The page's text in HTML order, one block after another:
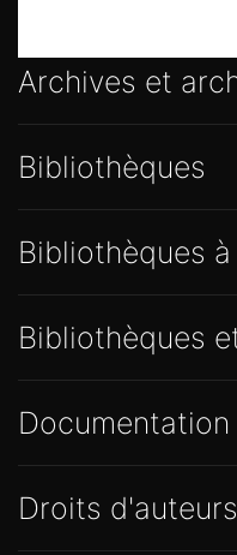
Archives et
Bibliothèques
Bibliothèques
Bibliothèques
Droits d'auteurs